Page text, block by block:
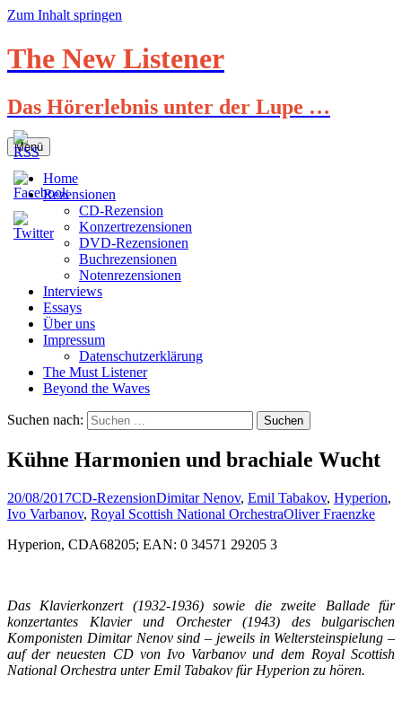
Zum Inhalt springen
The New Listener
Das Hörerlebnis unter der Lupe …
Menü
Home
Rezensionen
CD-Rezension
Konzertrezensionen
DVD-Rezensionen
Buchrezensionen
Notenrezensionen
Interviews
Essays
Über uns
Impressum
Datenschutzerklärung
The Must Listener
Beyond the Waves
Suchen nach:
Kühne Harmonien und brachiale Wucht
20/08/2017CD-RezensionDimitar Nenov, Emil Tabakov, Hyperion,
Ivo Varbanov, Royal Scottish National OrchestraOliver Fraenzke
Hyperion, CDA68205; EAN: 0 34571 29205 3
Das Klavierkonzert (1932-1936) sowie die zweite Ballade für
konzertantes Klavier und Orchester (1943) des bulgarischen
Komponisten Dimitar Nenov sind – jeweils in Weltersteinspielung –
auf der neuesten CD von Ivo Varbanov und dem Royal Scottish
National Orchestra unter Emil Tabakov für Hyperion zu hören.